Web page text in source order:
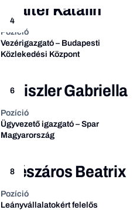
4
Walter Katalin
Pozíció
Vezérigazgató – Budapesti
Közlekedési Központ
6
Heiszler Gabriella
Pozíció
Ügyvezető igazgató – Spar
Magyarország
8
Mészáros Beatrix
Pozíció
Leányvállalatokért felelős